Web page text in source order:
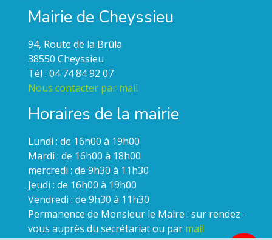
Mairie de Cheyssieu
94, Route de la Brûla
38550 Cheyssieu
Tél : 04 74 84 92 07
Nous contacter par mail
Horaires de la mairie
Lundi : de 16h00 à 19h00
Mardi : de 16h00 à 18h00
mercredi : de 9h30 à 11h30
Jeudi : de 16h00 à 19h00
Vendredi : de 9h30 à 11h30
Permanence de Monsieur le Maire : sur rendez-
vous auprès du secrétariat ou par mail